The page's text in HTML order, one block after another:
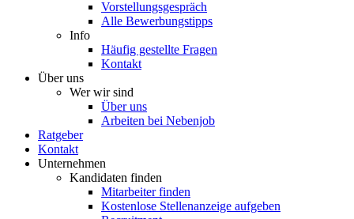
Vorstellungsgespräch
Alle Bewerbungstipps
Info
Häufig gestellte Fragen
Kontakt
Über uns
Wer wir sind
Über uns
Arbeiten bei Nebenjob
Ratgeber
Kontakt
Unternehmen
Kandidaten finden
Mitarbeiter finden
Kostenlose Stellenanzeige aufgeben